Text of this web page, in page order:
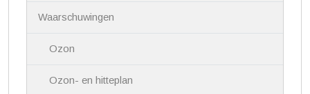
Waarschuwingen
Ozon
Ozon- en hitteplan